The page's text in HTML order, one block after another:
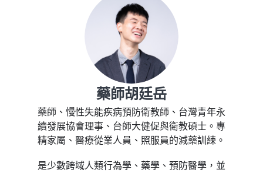
藥師胡廷岳
藥師、慢性失能疾病預防衛教師、台灣青年永
續發展協會理事、台師大健促與衛教碩士。專
精家屬、醫療從業人員、照服員的減藥訓練。
是少數跨域人類行為學、藥學、預防醫學，並